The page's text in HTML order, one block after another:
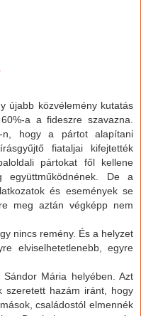
újabb közvélemény kutatás
a a fideszre szavazna.
hogy a pártot alapítani
fiataljai kifejtették
pártokat fől kellene
együttműködnének. De a
és események se
meg aztán végképp nem
nincs remény. És a helyzet
elviselhetetlenebb, egyre
Mária helyében. Azt
szeretett hazám iránt, hogy
családostól elmennék